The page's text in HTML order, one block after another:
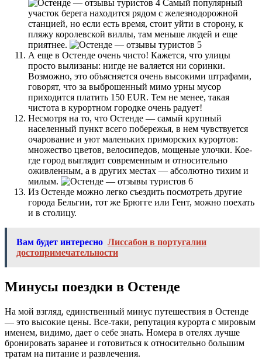
Самый популярный
участок берега находится рядом с железнодорожной
станцией, но если есть время, стоит уйти в сторону, к
пляжу королевской виллы, там меньше людей и еще
приятнее.
А еще в Остенде очень чисто! Кажется, что улицы
просто вылизаны: нигде не валяется ни соринки.
Возможно, это объясняется очень высокими штрафами,
говорят, что за выброшенный мимо урны мусор
приходится платить 150 EUR. Тем не менее, такая
чистота в курортном городке очень радует!
Несмотря на то, что Остенде — самый крупный
населенный пункт всего побережья, в нем чувствуется
очарование и уют маленьких приморских курортов:
множество цветов, велосипедов, мощеные улочки. Кое-
где город выглядит современным и относительно
оживленным, а в других местах — абсолютно тихим и
милым.
Из Остенде можно легко съездить посмотреть другие
города Бельгии, тот же Брюгге или Гент, можно поехать
и в столицу.
Вам будет интересно Лиссабон в португалии
достопримечательности
Минусы поездки в Остенде
На мой взгляд, единственный минус путешествия в Остенде
— это высокие цены. Все-таки, репутация курорта с мировым
именем, видимо, дает о себе знать. Номера в отелях лучше
бронировать заранее и готовиться к относительно большим
тратам на питание и развлечения.